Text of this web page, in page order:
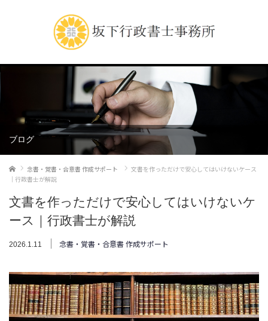
ブログ
ホーム 念書・覚書・合意書 作成サポート
文書を作っただけで安心してはいけないケース
｜行政書士が解説
文書を作っただけで安心してはいけないケ
ース｜行政書士が解説
2026.1.11 念書・覚書・合意書 作成サポート